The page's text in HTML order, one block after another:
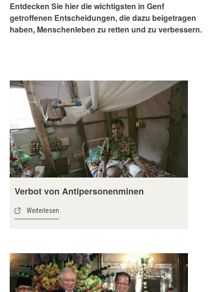
Entdecken Sie hier die wichtigsten in Genf
getroffenen Entscheidungen, die dazu beigetragen
haben, Menschenleben zu retten und zu verbessern.
Verbot von Antipersonenminen
Weiterlesen